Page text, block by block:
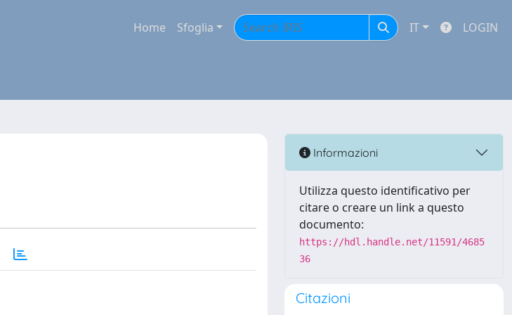
Home Sfoglia IT LOGIN
Informazioni
Utilizza questo identificativo per
citare o creare un link a questo
documento:
https://hdl.handle.net/11591/4685
36
Citazioni